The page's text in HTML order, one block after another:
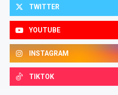
TWITTER
YOUTUBE
INSTAGRAM
TIKTOK